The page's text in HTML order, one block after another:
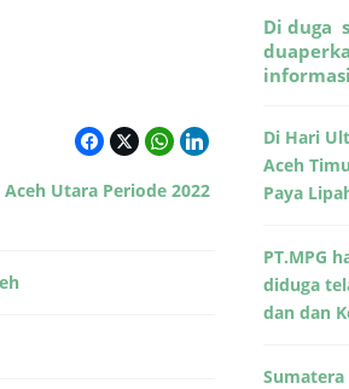
Utara Periode 2022
Di duga
Di Hari
Aceh
Paya
PT.MPG
diduga
dan dan
Sumatera